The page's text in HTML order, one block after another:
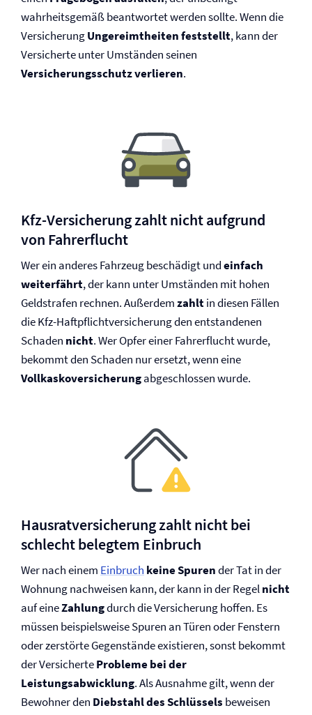
wahrheitsgemäß beantwortet werden sollte. Wenn die
VersicherungUngereimtheiten feststellt, kann der
Versicherte unter Umständen seinen
Versicherungsschutz verlieren.
Kfz-Versicherung zahlt nicht aufgrund
von Fahrerflucht
Wer ein anderes Fahrzeug beschädigt undeinfach
weiterfährt, der kann unter Umständen mit hohen
Geldstrafen rechnen. Außerdemzahltin diesen Fällen
die Kfz-Haftpflicht­versicherung den entstandenen
Schaden nicht. Wer Opfer einer Fahrerflucht wurde,
bekommt den Schaden nur ersetzt, wenn eine
Vollkasko­versicherungabgeschlossen wurde.
Hausrat­versicherung zahlt nicht bei
schlecht belegtem Einbruch
Wer nach einem Einbruch keine Spurender Tat in der
Wohnung nachweisen kann, der kann in der Regelnicht
auf eineZahlungdurch die Versicherung hoffen. Es
müssen beispielsweise Spuren an Türen oder Fenstern
oder zerstörte Gegenstände existieren, sonst bekommt
der VersicherteProbleme bei der
Leistungsabwicklung. Als Ausnahme gilt, wenn der
Bewohner den Diebstahl des Schlüssels beweisen